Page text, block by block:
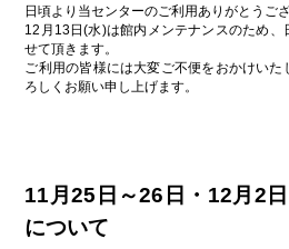
日頃より当センターのご利用ありがとうご
12月13日(水)は館内メンテナンスのため、
せて頂きます。
ご利用の皆様には大変ご不便をおかけいた
ろしくお願い申し上げます。
11月25日～26日・12月2
について